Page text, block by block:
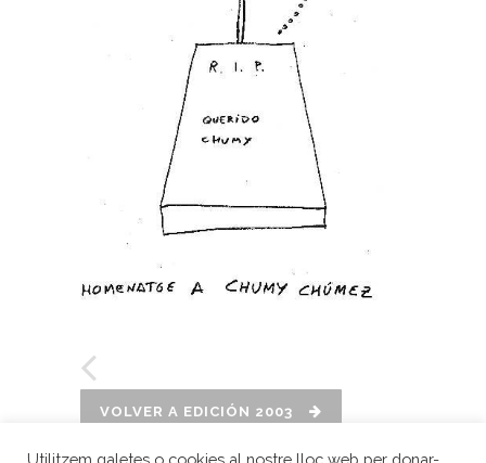
VOLVER A EDICIÓN 2003
Utilitzem galetes o cookies al nostre lloc web per donar-